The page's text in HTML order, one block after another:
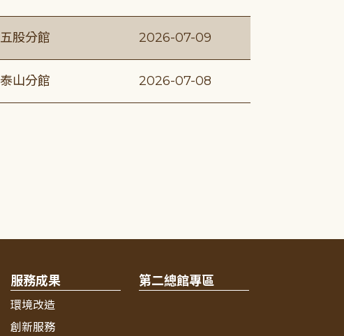
五股分館 2026-07-09
泰山分館 2026-07-08
服務成果
環境改造
創新服務
第二總館專區